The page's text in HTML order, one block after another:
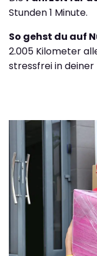
Stunden 1 Minute.
So gehst du auf
2.005 Kilometer
stressfrei in